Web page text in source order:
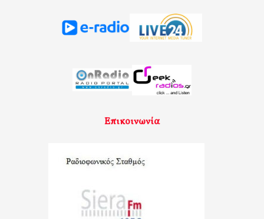
Επικοινωνία